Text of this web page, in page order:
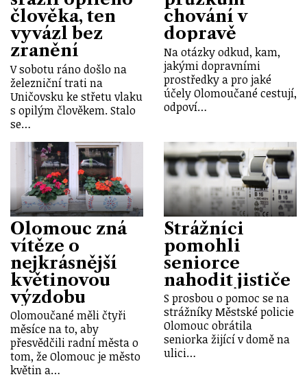
člověka, ten
vyvázl bez
zranění
V sobotu ráno došlo na
železniční trati na
Uničovsku ke střetu vlaku
s opilým člověkem. Stalo
se…
chování v
dopravě
Na otázky odkud, kam,
jakými dopravními
prostředky a pro jaké
účely Olomoučané cestují,
odpoví…
Olomouc zná
vítěze o
nejkrásnější
květinovou
výzdobu
Olomoučané měli čtyři
měsíce na to, aby
přesvědčili radní města o
tom, že Olomouc je město
květin a…
Strážníci
pomohli
seniorce
nahodit jističe
S prosbou o pomoc se na
strážníky Městské policie
Olomouc obrátila
seniorka žijící v domě na
ulici…